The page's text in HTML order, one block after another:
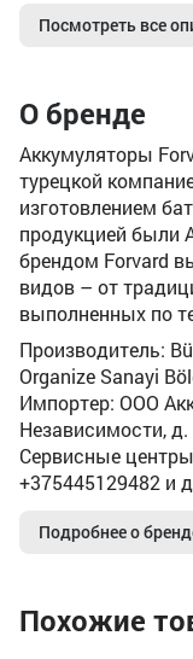
Посмотреть все
О бренде
Аккумуляторы
турецкой
изготовлением
продукцией были
брендом Forvard
видов – от
выполненных по
Производитель:
Organize Sanayi
Импортер: ООО
Независимости, д.
Сервисные
+375445129482 и
Подробнее о
Похожие